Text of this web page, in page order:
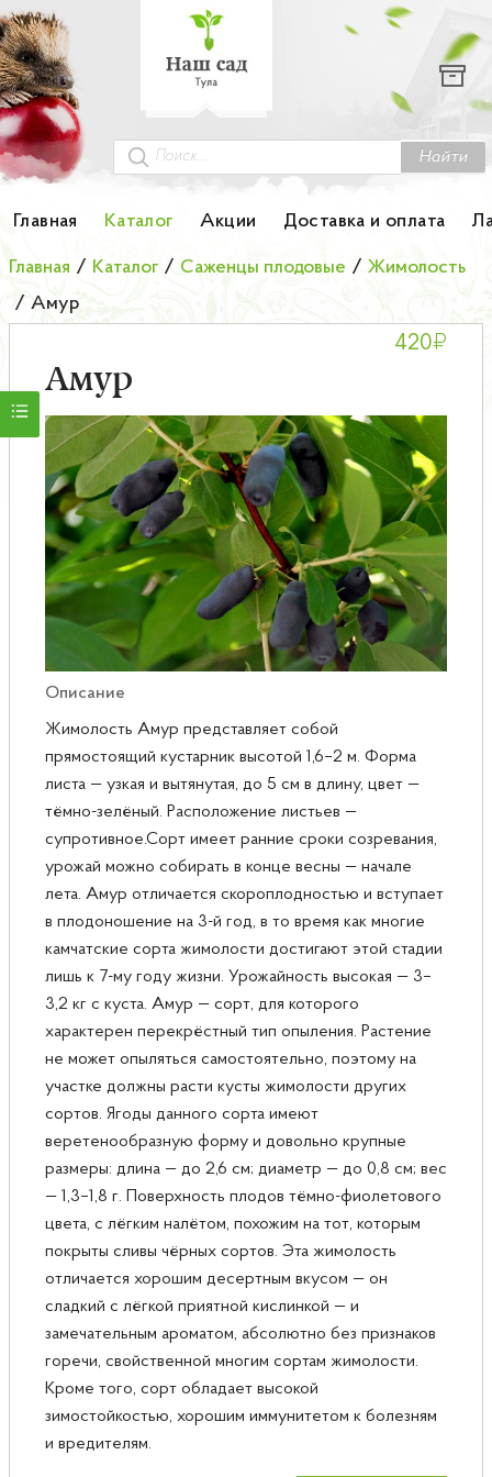
Найти
Главная Каталог Акции Доставка и оплата
Каталог
Гортензии
Грунты
Колоновидные деревья
Лук-севок
Малина
Мини-деревья
НОВИНКА Английские и Японские розы
Саженцы плодовые
Главная / Каталог / Саженцы плодовые / Жимолость
/ Амур
Амур
420₽
Описание
Жимолость Амур представляет собой
прямостоящий кустарник высотой 1,6–2 м. Форма
листа — узкая и вытянутая, до 5 см в длину, цвет —
тёмно-зелёный. Расположение листьев —
супротивное.Сорт имеет ранние сроки созревания,
урожай можно собирать в конце весны — начале
лета. Амур отличается скороплодностью и вступает
в плодоношение на 3-й год, в то время как многие
камчатские сорта жимолости достигают этой стадии
лишь к 7-му году жизни. Урожайность высокая — 3–
3,2 кг с куста. Амур — сорт, для которого
характерен перекрёстный тип опыления. Растение
не может опыляться самостоятельно, поэтому на
участке должны расти кусты жимолости других
сортов. Ягоды данного сорта имеют
веретенообразную форму и довольно крупные
размеры: длина — до 2,6 см; диаметр — до 0,8 см; вес
— 1,3–1,8 г. Поверхность плодов тёмно-фиолетового
цвета, с лёгким налётом, похожим на тот, которым
покрыты сливы чёрных сортов. Эта жимолость
отличается хорошим десертным вкусом — он
сладкий с лёгкой приятной кислинкой — и
замечательным ароматом, абсолютно без признаков
горечи, свойственной многим сортам жимолости.
Кроме того, сорт обладает высокой
зимостойкостью, хорошим иммунитетом к болезням
и вредителям.